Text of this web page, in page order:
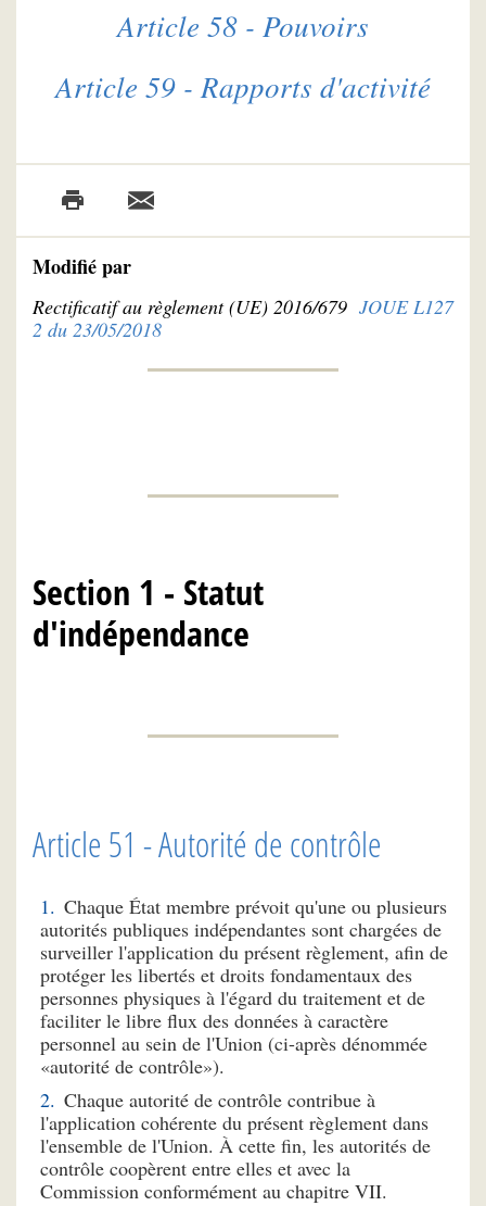
Article 58 - Pouvoirs
Article 59 - Rapports d'activité
Modifié par
Rectificatif au règlement (UE) 2016/679 JOUE L127
2 du 23/05/2018
Section 1 - Statut
d'indépendance
Article 51 - Autorité de contrôle
Chaque État membre prévoit qu'une ou plusieurs
autorités publiques indépendantes sont chargées de
surveiller l'application du présent règlement, afin de
protéger les libertés et droits fondamentaux des
personnes physiques à l'égard du traitement et de
faciliter le libre flux des données à caractère
personnel au sein de l'Union (ci-après dénommée
«autorité de contrôle»).
Chaque autorité de contrôle contribue à
l'application cohérente du présent règlement dans
l'ensemble de l'Union. À cette fin, les autorités de
contrôle coopèrent entre elles et avec la
Commission conformément au chapitre VII.